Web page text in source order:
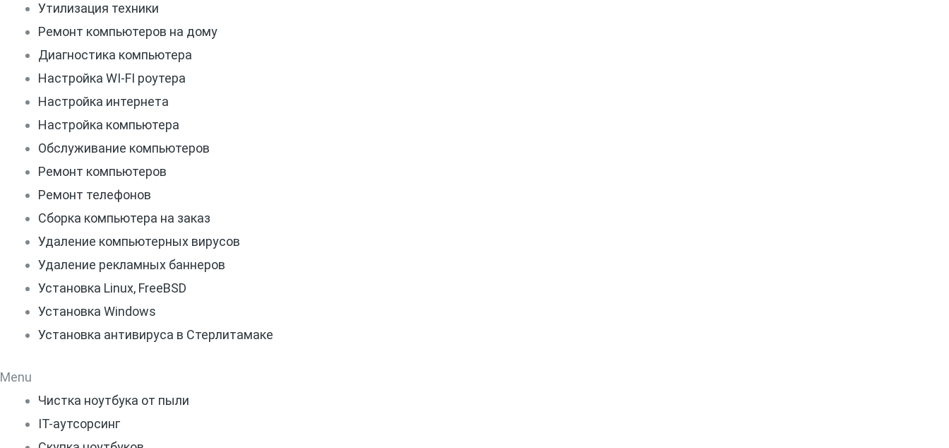
Утилизация техники
Ремонт компьютеров на дому
Диагностика компьютера
Настройка WI-FI роутера
Настройка интернета
Настройка компьютера
Обслуживание компьютеров
Ремонт компьютеров
Ремонт телефонов
Сборка компьютера на заказ
Удаление компьютерных вирусов
Удаление рекламных баннеров
Установка Linux, FreeBSD
Установка Windows
Установка антивируса в Стерлитамаке
Menu
Чистка ноутбука от пыли
IT-аутсорсинг